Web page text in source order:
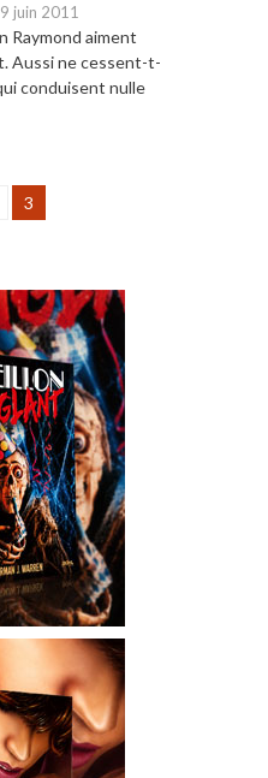
juin 2011
Raymond aiment
Aussi ne cessent-t-
conduisent nulle
3